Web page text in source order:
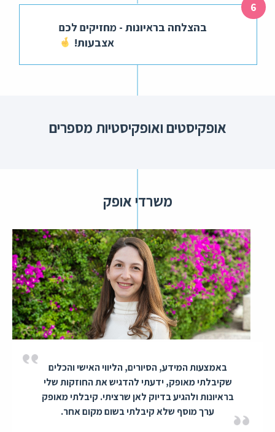
בהצלחה בראיונות - מחזיקים לכם
אצבעות!
אופקיסטים ואופקיסטיות מספרים
משרדי אופק
באמצעות המידע, הסיורים, הליווי האישי והכלים
שקיבלתי מאופק, ידעתי להדגיש את החוזקות שלי
בראיונות ולהגיע בדיוק לאן שרציתי. קיבלתי מאופק
ערך מוסף שלא קיבלתי בשום מקום אחר.